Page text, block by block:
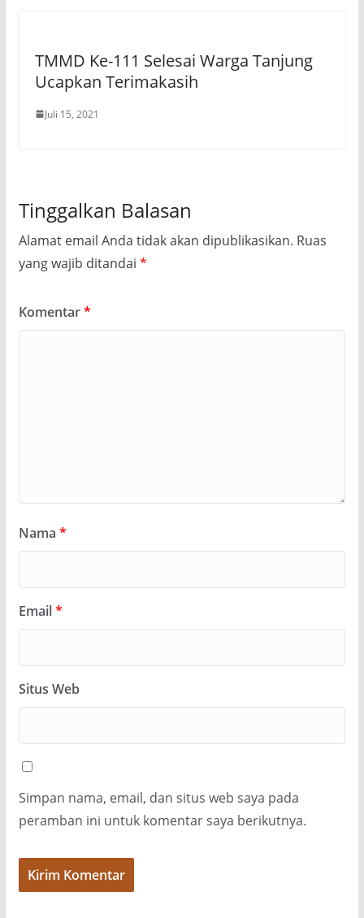
TMMD Ke-111 Selesai Warga Tanjung
Ucapkan Terimakasih
Juli 15, 2021
Tinggalkan Balasan
Alamat email Anda tidak akan dipublikasikan. Ruas
yang wajib ditandai *
Komentar*
Nama *
Email*
Situs Web
Simpan nama, email, dan situs web saya pada
peramban ini untuk komentar saya berikutnya.